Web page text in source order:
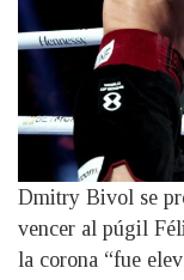
Dmitry Bivol se
vencer al púgil
la corona “fue